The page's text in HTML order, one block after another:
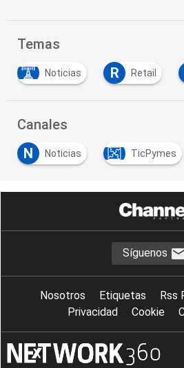
Temas
Noticias R Retail
Canales
N
Noticias TicPymes
Síguenos
Nosotros Etiquetas Rss
Privacidad
Cookie